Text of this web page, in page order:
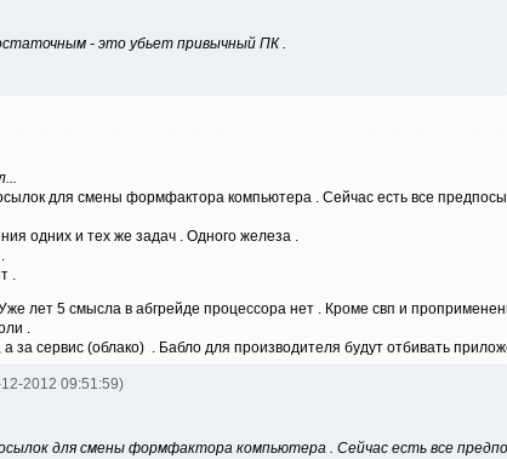
- это убьет привычный ПК .
для смены формфактора компьютера . Сейчас есть все
одних и тех же задач . Одного железа .
.
лет 5 смысла в абгрейде процессора нет . Кроме свп и
.
за сервис (облако) . Бабло для производителя будут отбивать
2012 09:51:59)
для смены формфактора компьютера . Сейчас есть все